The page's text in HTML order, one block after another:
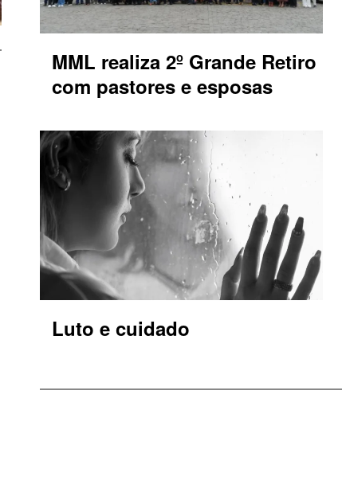
MML realiza 2º Grande Retiro
com pastores e esposas
Luto e cuidado